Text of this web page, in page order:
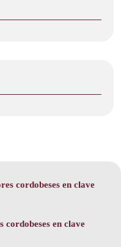
cordobeses en clave
cordobeses en clave